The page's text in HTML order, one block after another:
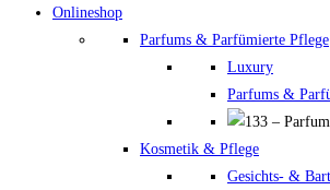
Onlineshop
Parfums & Parfümierte Pflege
Luxury
Parfums &
Kosmetik & Pflege
Gesichts- &